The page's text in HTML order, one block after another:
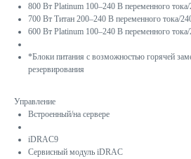
800 Вт Platinum 100–240 В переменного
700 Вт Титан 200–240 В переменного тока/
600 Вт Platinum 100–240 В переменного
*Блоки питания с возможностью горячей
резервирования
Управление
Встроенный/на сервере
iDRAC9
Сервисный модуль iDRAC